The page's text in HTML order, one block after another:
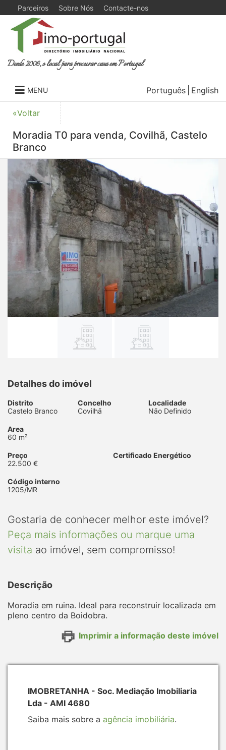
Parceiros Sobre Nós Contacte-nos
Desde 2006, o local para procurar casa em Portugal
MENU Português English
«Voltar
Moradia T0 para venda, Covilhã, Castelo
Branco
Detalhes do imóvel
Distrito
Castelo Branco
Concelho
Covilhã
Localidade
Não Definido
Area
60 m²
Preço
22.500 €
Certificado Energético
Código interno
1205/MR
Gostaria de conhecer melhor este imóvel?
Peça mais informações ou marque uma
visita ao imóvel, sem compromisso!
Descrição
Moradia em ruina. Ideal para reconstruir localizada em
pleno centro da Boidobra.
Imprimir a informação deste imóvel
IMOBRETANHA - Soc. Mediação Imobiliaria
Lda - AMI 4680
Saiba mais sobre a agência imobiliária.